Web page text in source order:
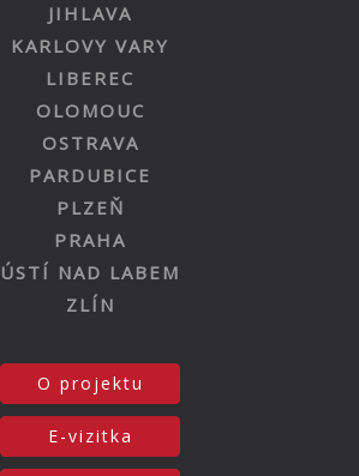
JIHLAVA
KARLOVY VARY
LIBEREC
OLOMOUC
OSTRAVA
PARDUBICE
PLZEŇ
PRAHA
ÚSTÍ NAD LABEM
ZLÍN
O projektu
E-vizitka